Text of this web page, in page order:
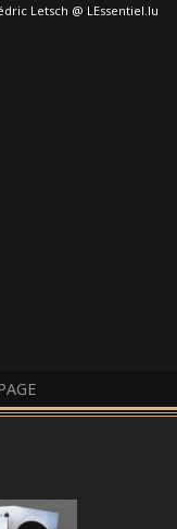
Letsch @ LEssentiel.lu